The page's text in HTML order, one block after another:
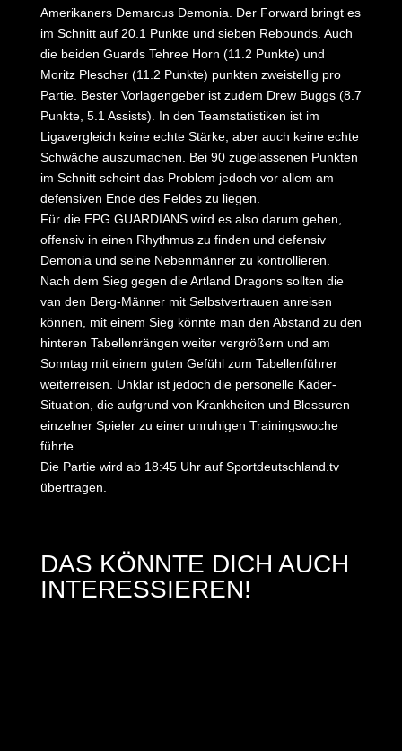
Amerikaners Demarcus Demonia. Der Forward bringt es
im Schnitt auf 20.1 Punkte und sieben Rebounds. Auch
die beiden Guards Tehree Horn (11.2 Punkte) und
Moritz Plescher (11.2 Punkte) punkten zweistellig pro
Partie. Bester Vorlagengeber ist zudem Drew Buggs (8.7
Punkte, 5.1 Assists). In den Teamstatistiken ist im
Ligavergleich keine echte Stärke, aber auch keine echte
Schwäche auszumachen. Bei 90 zugelassenen Punkten
im Schnitt scheint das Problem jedoch vor allem am
defensiven Ende des Feldes zu liegen.
Für die EPG GUARDIANS wird es also darum gehen,
offensiv in einen Rhythmus zu finden und defensiv
Demonia und seine Nebenmänner zu kontrollieren.
Nach dem Sieg gegen die Artland Dragons sollten die
van den Berg-Männer mit Selbstvertrauen anreisen
können, mit einem Sieg könnte man den Abstand zu den
hinteren Tabellenrängen weiter vergrößern und am
Sonntag mit einem guten Gefühl zum Tabellenführer
weiterreisen. Unklar ist jedoch die personelle Kader-
Situation, die aufgrund von Krankheiten und Blessuren
einzelner Spieler zu einer unruhigen Trainingswoche
führte.
Die Partie wird ab 18:45 Uhr auf Sportdeutschland.tv
übertragen.
DAS KÖNNTE DICH AUCH
INTERESSIEREN!